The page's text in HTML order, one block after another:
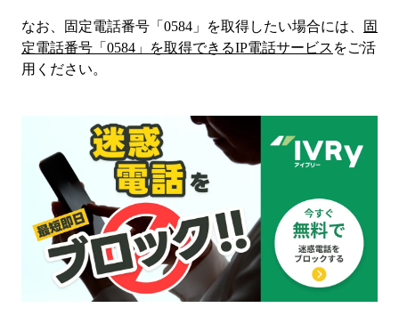
なお、固定電話番号「 0584 」を取得したい場合には、
固
定電話番号「 0584 」を取得できるIP電話サービス をご活
用ください。